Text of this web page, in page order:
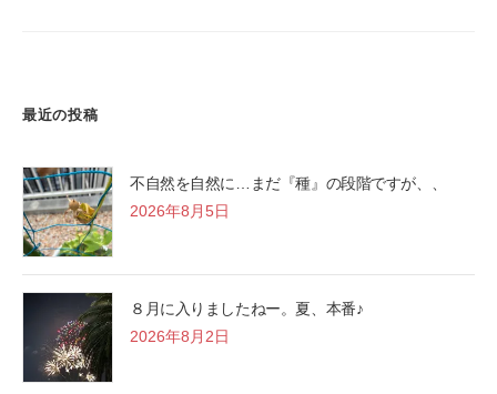
最近の投稿
不自然を自然に…まだ『種』の段階ですが、、
2026年8月5日
８月に入りましたねー。夏、本番♪
2026年8月2日